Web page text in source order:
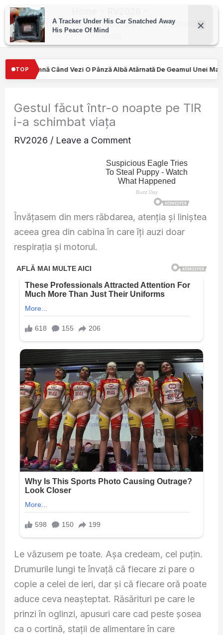
Skip
content
Gestul făcut într-o noapte pe TIR i-a schimbat
TOP
Pânză Albă Atârnată De Geamul Unei Mașini. Semnalul…
Gestul făcut într-o noapte pe TIR
i-a schimbat viața
RV2026 / Leave a Comment
Învățasem din mers răbdarea, atenția și liniștea
aceea grea din cabina în care îți auzi doar
respirația și motorul.
Le văzusem pe toate. Așa credeam, cel puțin.
Drumurile lungi te învață că fiecare zi pare o
copie a celei de ieri, dar și că fiecare oră poate
aduce ceva neașteptat. Răsărituri pe care le
prinzi în oglinzi, apusuri care cad peste șosea
ca o cortină, stații de alimentare în care